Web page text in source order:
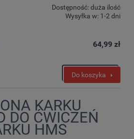
Dostępność:duża ilość
Wysyłka w: 1-2 dni
64,99 zł
Do koszyka
KARKU
DO ĆWICZEŃ
HMS